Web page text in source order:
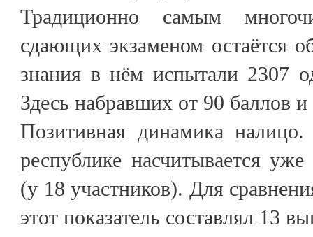
Традиционно самым
сдающих экзаменом остаётся
знания в нём испытали 2307
Здесь набравших от 90 баллов
Позитивная динамика
республике насчитывается
(у 18 участников). Для
этот показатель составлял 13